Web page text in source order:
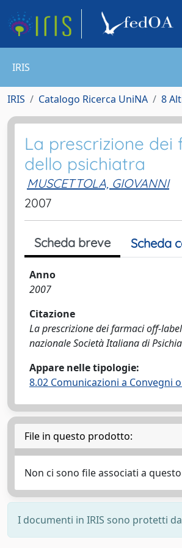
IRIS
IRIS Catalogo Ricerca UniNA 8
La prescrizione
dello psichiatra
MUSCETTOLA, GIOVANNI
2007
Scheda breve Scheda
Anno
2007
Citazione
La prescrizione dei farmaci off-
nazionale Società Italiana di
Appare nelle tipologie:
8.02 Comunicazioni a Convegni
File in questo prodotto:
Non ci sono file associati a
I documenti in IRIS sono protetti